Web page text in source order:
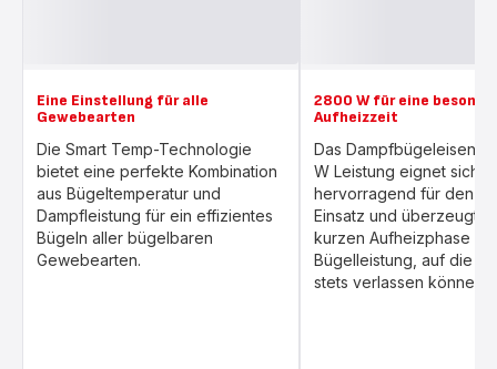
Eine Einstellung für alle
Gewebearten
Die Smart Temp-Technologie
bietet eine perfekte Kombination
aus Bügeltemperatur und
Dampfleistung für ein effizientes
Bügeln aller bügelbaren
Gewebearten.
2800 W für eine
Aufheizzeit
Das Dampfbügeleisen
W Leistung eignet sich
hervorragend für den
Einsatz und überzeugt
kurzen Aufheizphase
Bügelleistung, auf die
stets verlassen können.